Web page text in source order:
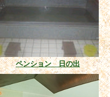
ペンション 日の出